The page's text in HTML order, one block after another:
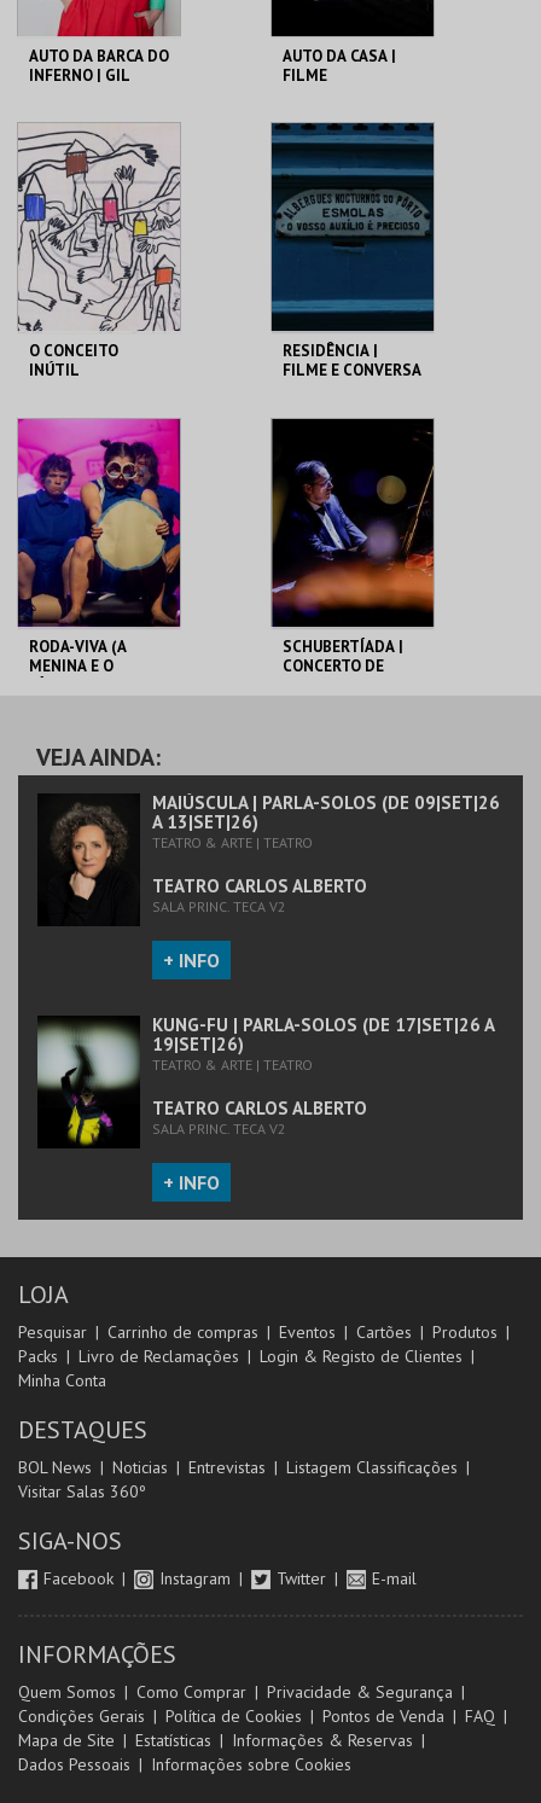
AUTO DA BARCA DO
INFERNO | GIL
TEATRO NACIONAL
SÃO JOÃO
MAIS INFO
COMPRAR
AUTO DA CASA |
FILME
TEATRO NACIONAL
SÃO JOÃO
MAIS INFO
COMPRAR
O CONCEITO
INÚTIL
TEATRO CARLOS
ALBERTO
MAIS INFO
COMPRAR
RESIDÊNCIA |
FILME E CONVERSA
MAIS INFO
COMPRAR
RODA-VIVA (A
MENINA E O
ALBERTO
MAIS INFO
COMPRAR
SCHUBERTÍADA |
CONCERTO DE
MAIS INFO
VEJA AINDA:
MAIÚSCULA | PARLA-SOLOS (DE 09|SET|26
A 13|SET|26)
TEATRO & ARTE | TEATRO
TEATRO CARLOS ALBERTO
SALA PRINC. TECA V2
+ INFO
KUNG-FU | PARLA-SOLOS (DE 17|SET|26 A
19|SET|26)
TEATRO & ARTE | TEATRO
TEATRO CARLOS ALBERTO
SALA PRINC. TECA V2
+ INFO
LOJA
Pesquisar Carrinho de compras Eventos Cartões
Produtos
Packs
Livro de Reclamações
Login & Registo de Clientes
Minha Conta
DESTAQUES
BOL News Noticias Entrevistas
Listagem Classificações
Visitar Salas 360º
SIGA-NOS
Facebook Instagram Twitter E-mail
INFORMAÇÕES
Quem Somos Como Comprar
Privacidade & Segurança
Condições Gerais
Política de Cookies Pontos de Venda
FAQ
Mapa de Site
Estatísticas
Informações & Reservas
Dados Pessoais
Informações sobre Cookies